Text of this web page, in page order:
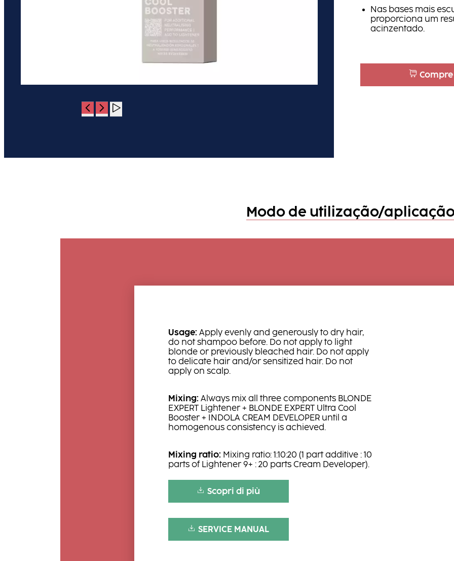
Nas bases mais
proporciona um
acinzentado.
Modo de utilização/
Usage:Apply evenly and generously to dry hair,
do not shampoo before. Do not apply to light
blonde or previously bleached hair. Do not apply
to delicate hair and/or sensitized hair. Do not
apply on scalp.
Mixing:Always mix all three components BLONDE
EXPERT Lightener + BLONDE EXPERT Ultra Cool
Booster + INDOLA CREAM DEVELOPER until a
homogenous consistency is achieved.
Mixing ratio:Mixing ratio: 1:10:20 (1 part additive : 10
parts of Lightener 9+ : 20 parts Cream Developer).
Scopri di più
SERVICE MANUAL